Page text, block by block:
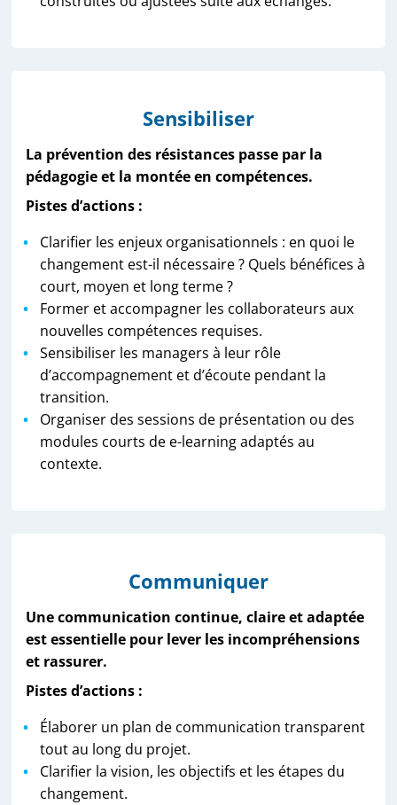
Sensibiliser
La prévention des résistances passe par la
pédagogie et la montée en compétences.
Pistes d’actions :
Clarifier les enjeux organisationnels : en quoi le
changement est-il nécessaire ? Quels bénéfices à
court, moyen et long terme ?
Former et accompagner les collaborateurs aux
nouvelles compétences requises.
Sensibiliser les managers à leur rôle
d’accompagnement et d’écoute pendant la
transition.
Organiser des sessions de présentation ou des
modules courts de e-learning adaptés au
contexte.
Communiquer
Une communication continue, claire et adaptée
est essentielle pour lever les incompréhensions
et rassurer.
Pistes d’actions :
Élaborer un plan de communication transparent
tout au long du projet.
Clarifier la vision, les objectifs et les étapes du
changement.